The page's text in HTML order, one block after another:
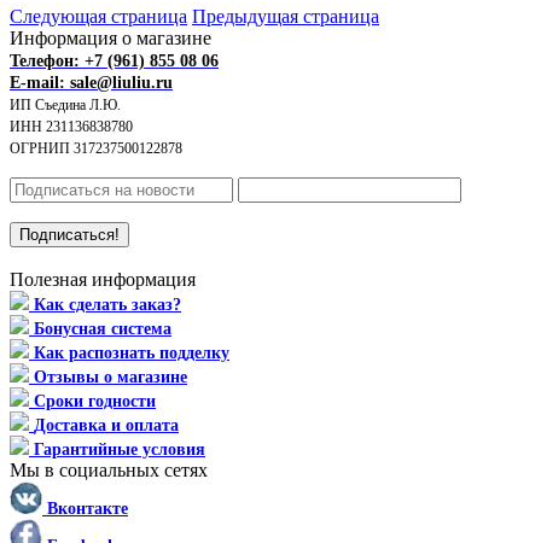
Следующая страница Предыдущая страница
Информация о магазине
Телефон: +7 (961) 855 08 06
E-mail: sale@liuliu.ru
ИП Съедина Л.Ю.
ИНН 231136838780
ОГРНИП 317237500122878
Полезная информация
Как сделать заказ?
Бонусная система
Как распознать подделку
Отзывы о магазине
Сроки годности
Доставка и оплата
Гарантийные условия
Мы в социальных сетях
Вконтакте